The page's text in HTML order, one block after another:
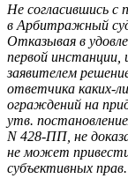
Не согласившись с
в Арбитражный
Отказывая в
первой инстанции,
заявителем
ответчика каких-
ограждений на
утв.
N 428-ПП, не
не может
субъективных прав.